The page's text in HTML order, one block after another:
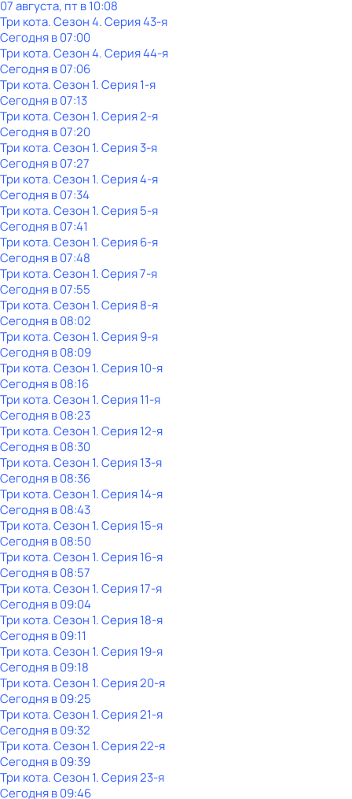
07 августа, пт в 10:08
Три кота. Сезон 4. Серия 43-я
Сегодня в 07:00
Три кота. Сезон 4. Серия 44-я
Сегодня в 07:06
Три кота. Сезон 1. Серия 1-я
Сегодня в 07:13
Три кота. Сезон 1. Серия 2-я
Сегодня в 07:20
Три кота. Сезон 1. Серия 3-я
Сегодня в 07:27
Три кота. Сезон 1. Серия 4-я
Сегодня в 07:34
Три кота. Сезон 1. Серия 5-я
Сегодня в 07:41
Три кота. Сезон 1. Серия 6-я
Сегодня в 07:48
Три кота. Сезон 1. Серия 7-я
Сегодня в 07:55
Три кота. Сезон 1. Серия 8-я
Сегодня в 08:02
Три кота. Сезон 1. Серия 9-я
Сегодня в 08:09
Три кота. Сезон 1. Серия 10-я
Сегодня в 08:16
Три кота. Сезон 1. Серия 11-я
Сегодня в 08:23
Три кота. Сезон 1. Серия 12-я
Сегодня в 08:30
Три кота. Сезон 1. Серия 13-я
Сегодня в 08:36
Три кота. Сезон 1. Серия 14-я
Сегодня в 08:43
Три кота. Сезон 1. Серия 15-я
Сегодня в 08:50
Три кота. Сезон 1. Серия 16-я
Сегодня в 08:57
Три кота. Сезон 1. Серия 17-я
Сегодня в 09:04
Три кота. Сезон 1. Серия 18-я
Сегодня в 09:11
Три кота. Сезон 1. Серия 19-я
Сегодня в 09:18
Три кота. Сезон 1. Серия 20-я
Сегодня в 09:25
Три кота. Сезон 1. Серия 21-я
Сегодня в 09:32
Три кота. Сезон 1. Серия 22-я
Сегодня в 09:39
Три кота. Сезон 1. Серия 23-я
Сегодня в 09:46